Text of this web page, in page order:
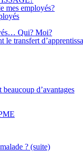
mes employés?
Qui? Moi?
transfert
d’avantages
? (suite)